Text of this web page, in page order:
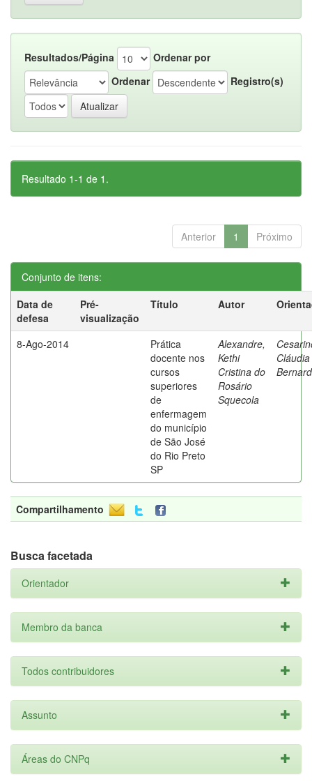
Resultados/Página
Ordenar por
Ordenar
Registro(s)
Resultado 1-1 de 1.
Anterior 1 Próximo
Conjunto de itens:
Data de
defesa
Pré-
visualização
Título Autor
8-Ago-2014
Prática
docente nos
cursos
superiores
de
enfermagem
do município
de São José
do Rio Preto
SP
Alexandre,
Kethi
Cristina do
Rosário
Squecola
Cláudia
Compartilhamento
Busca facetada
Orientador
Membro da banca
Todos contribuidores
Assunto
Áreas do CNPq